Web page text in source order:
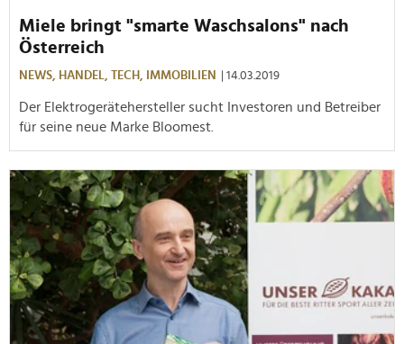
Miele bringt "smarte Waschsalons" nach
Österreich
NEWS, HANDEL, TECH, IMMOBILIEN | 14.03.2019
Der Elektrogerätehersteller sucht Investoren und Betreiber
für seine neue Marke Bloomest.